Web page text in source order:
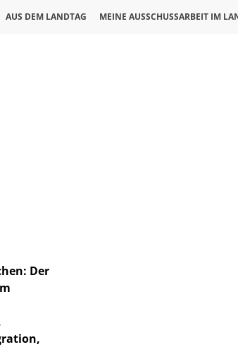
AUS DEM LANDTAG MEINE AUSSCHUSSARBEIT IM
Der